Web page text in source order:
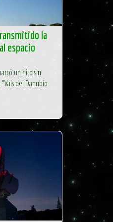
la
espacio
un hito sin
del Danubio